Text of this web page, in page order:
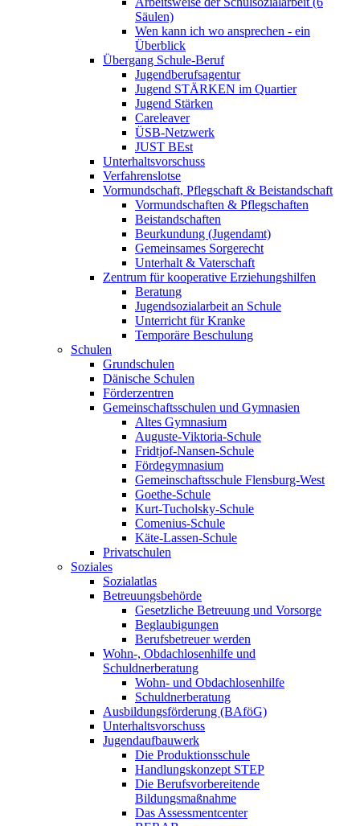
Säulen)
Wen kann ich wo ansprechen - ein
Überblick
Übergang Schule-Beruf
Jugendberufsagentur
Jugend STÄRKEN im Quartier
Jugend Stärken
Careleaver
ÜSB-Netzwerk
JUST BEst
Unterhaltsvorschuss
Verfahrenslotse
Vormundschaft, Pflegschaft & Beistandschaft
Vormundschaften & Pflegschaften
Beistandschaften
Beurkundung (Jugendamt)
Gemeinsames Sorgerecht
Unterhalt & Vaterschaft
Zentrum für kooperative Erziehungshilfen
Beratung
Jugendsozialarbeit an Schule
Unterricht für Kranke
Temporäre Beschulung
Schulen
Grundschulen
Dänische Schulen
Förderzentren
Gemeinschaftsschulen und Gymnasien
Altes Gymnasium
Auguste-Viktoria-Schule
Fridtjof-Nansen-Schule
Fördegymnasium
Gemeinschaftsschule Flensburg-West
Goethe-Schule
Kurt-Tucholsky-Schule
Comenius-Schule
Käte-Lassen-Schule
Privatschulen
Soziales
Sozialatlas
Betreuungsbehörde
Gesetzliche Betreuung und Vorsorge
Beglaubigungen
Berufsbetreuer werden
Wohn-, Obdachlosenhilfe und
Schuldnerberatung
Wohn- und Obdachlosenhilfe
Schuldnerberatung
Ausbildungsförderung (BAföG)
Unterhaltsvorschuss
Jugendaufbauwerk
Die Produktionsschule
Handlungskonzept STEP
Die Berufsvorbereitende
Bildungsmaßnahme
Das Assessmentcenter